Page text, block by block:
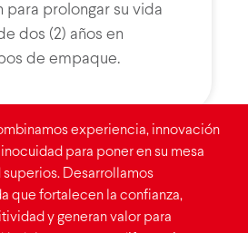
para prolongar su vida
dos (2) años en
de empaque.
experiencia, innovación
para poner en su mesa
Desarrollamos
que fortalecen la confianza,
y generan valor para